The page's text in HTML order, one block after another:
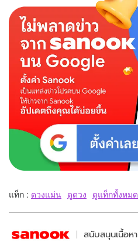
แท็ก : ดวงแม่น ดูดวง ดูแท็กทั้งหมด
สนับสนุนเนื้อหา